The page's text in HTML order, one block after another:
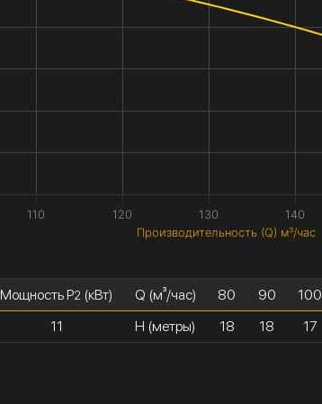
Производительность (Q) м³/час
110 120 130 140
Мощность P2 (кВт)
11
Q (м³/час)
H (метры)
80
18
90
18
100
17